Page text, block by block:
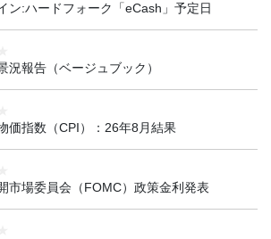
ン:ハードフォーク「eCash」予定日
況報告（ベージュブック）
価指数（CPI）：26年8月結果
市場委員会（FOMC）政策金利発表